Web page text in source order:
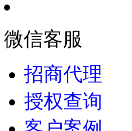
微信客服
招商代理
授权查询